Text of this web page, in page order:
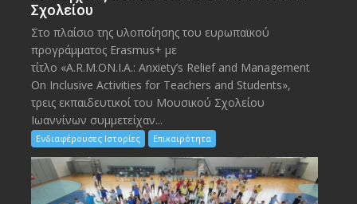
Σχολείου
Στο πλαίσιο της υλοποίησης του ευρωπαϊκού
προγράμματος Erasmus+ με
τίτλο «A.R.M.ON.I.A.: Anxiety’s Relief and Management
On Inclusive Activities for Teachers and Students»,
τρεις εκπαιδευτικοί του Μουσικού Σχολείου
Ιωαννίνων συμμετείχαν...
Ενδιαφέρουσες Ιστορίες Επικαιρότητα